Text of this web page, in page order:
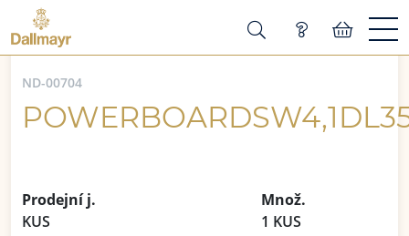
ND-00704
Prodejní j.
Množ.
KUS
1 KUS